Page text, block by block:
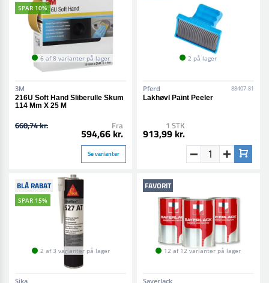
SPAR 10%
6 af 8 varianter på lager
3M
216U Soft Hand Sliberulle Skum
114 Mm X 25 M
660,74 kr. Fra
594,66 kr.
Se varianter
2 på lager
Pferd 88407-81
Lakhøvl Paint Peeler
1 STK
913,99 kr.
BLÅ RABAT
SPAR 15%
2 af 3 varianter på lager
Sika
FAVORIT
12 af 12 varianter på lager
Sayerlack